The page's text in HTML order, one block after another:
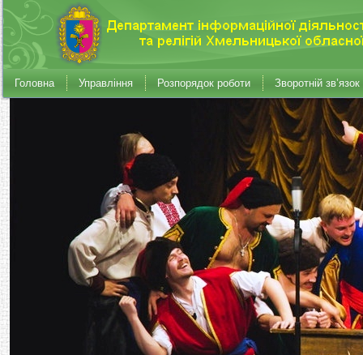
Головна Управління Розпорядок роботи Зворотній зв’язок